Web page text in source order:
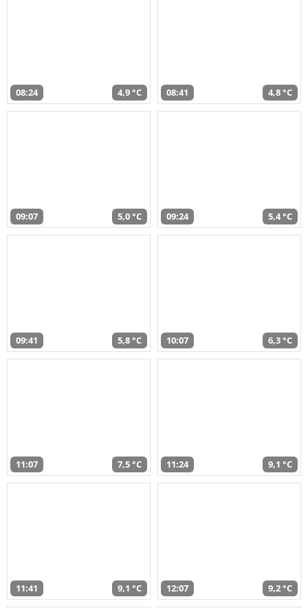
08:24 4,9 °C 08:41 4,8 °C
09:07 5,0 °C 09:24 5,4 °C
09:41 5,8 °C 10:07 6,3 °C
11:07 7,5 °C 11:24 9,1 °C
11:41 9,1 °C 12:07 9,2 °C